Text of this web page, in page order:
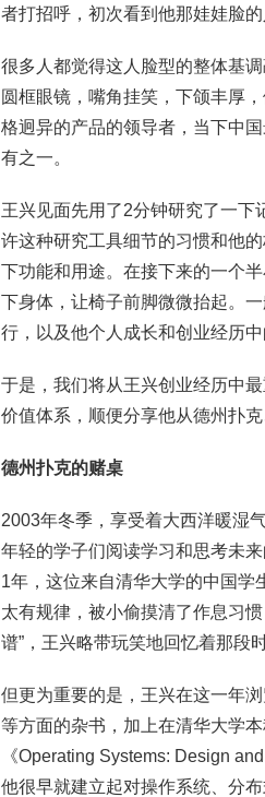
者打招呼，初次看到他那娃娃脸
很多人都觉得这人脸型的整体基
圆框眼镜，嘴角挂笑，下颌丰厚
格迥异的产品的领导者，当下中
有之一。
王兴见面先用了2分钟研究了一下
许这种研究工具细节的习惯和他
下功能和用途。在接下来的一个
下身体，让椅子前脚微微抬起。
行，以及他个人成长和创业经历中
于是，我们将从王兴创业经历中
价值体系，顺便分享他从德州扑
德州扑克的赌桌
2003年冬季，享受着大西洋暖湿
年轻的学子们阅读学习和思考未
1年，这位来自清华大学的中国学
太有规律，被小偷摸清了作息习
谱”，王兴略带玩笑地回忆着那段时
但更为重要的是，王兴在这一年
等方面的杂书，加上在清华大学
《Operating Systems: Design
他很早就建立起对操作系统、分